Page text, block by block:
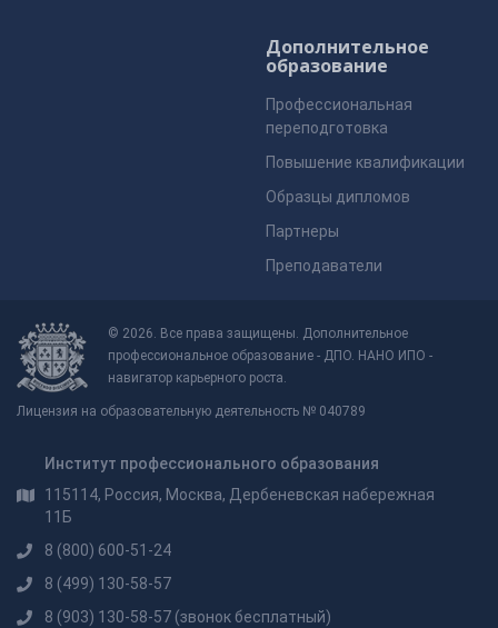
Дополнительное
образование
Профессиональная
переподготовка
Повышение квалификации
Образцы дипломов
Партнеры
Преподаватели
© 2026. Все права защищены. Дополнительное
профессиональное образование - ДПО. НАНО ИПО -
навигатор карьерного роста.
Лицензия на образовательную деятельность № 040789
Институт профессионального образования
115114, Россия, Москва, Дербеневская набережная
11Б
8 (800) 600-51-24
8 (499) 130-58-57
8 (903) 130-58-57 (звонок бесплатный)